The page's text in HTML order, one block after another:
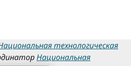
технологическая
Национальная